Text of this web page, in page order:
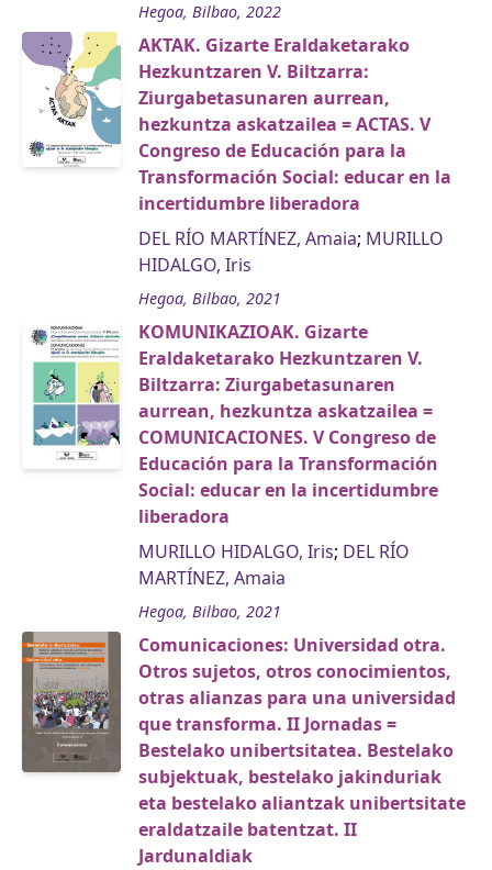
Hegoa, Bilbao, 2022
AKTAK. Gizarte Eraldaketarako
Hezkuntzaren V. Biltzarra:
Ziurgabetasunaren aurrean,
hezkuntza askatzailea = ACTAS. V
Congreso de Educación para la
Transformación Social: educar en la
incertidumbre liberadora
DEL RÍO MARTÍNEZ, Amaia; MURILLO
HIDALGO, Iris
Hegoa, Bilbao, 2021
KOMUNIKAZIOAK. Gizarte
Eraldaketarako Hezkuntzaren V.
Biltzarra: Ziurgabetasunaren
aurrean, hezkuntza askatzailea =
COMUNICACIONES. V Congreso de
Educación para la Transformación
Social: educar en la incertidumbre
liberadora
MURILLO HIDALGO, Iris; DEL RÍO
MARTÍNEZ, Amaia
Hegoa, Bilbao, 2021
Comunicaciones: Universidad otra.
Otros sujetos, otros conocimientos,
otras alianzas para una universidad
que transforma. II Jornadas =
Bestelako unibertsitatea. Bestelako
subjektuak, bestelako jakinduriak
eta bestelako aliantzak unibertsitate
eraldatzaile batentzat. II
Jardunaldiak